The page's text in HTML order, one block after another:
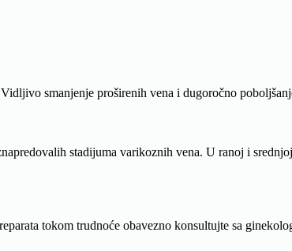
smanjenje proširenih vena i dugoročno
stadijuma varikoznih vena. U ranoj i
tokom trudnoće obavezno konsultujte sa